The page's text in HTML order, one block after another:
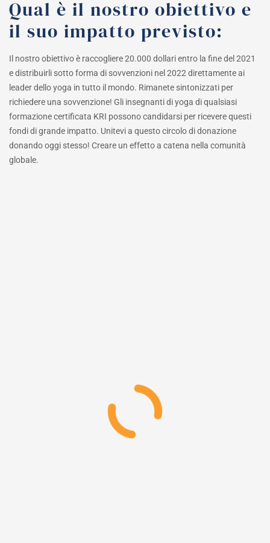
Qual è il nostro obiettivo e
il suo impatto previsto:
Il nostro obiettivo è raccogliere 20.000 dollari entro la fine del 2021
e distribuirli sotto forma di sovvenzioni nel 2022 direttamente ai
leader dello yoga in tutto il mondo. Rimanete sintonizzati per
richiedere una sovvenzione! Gli insegnanti di yoga di qualsiasi
formazione certificata KRI possono candidarsi per ricevere questi
fondi di grande impatto. Unitevi a questo circolo di donazione
donando oggi stesso! Creare un effetto a catena nella comunità
globale.